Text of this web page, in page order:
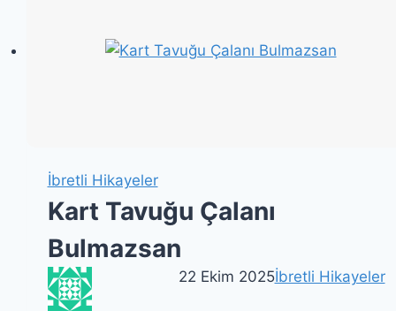
İbretli Hikayeler
Kart Tavuğu Çalanı
Bulmazsan
22 Ekim 2025İbretli Hikayeler